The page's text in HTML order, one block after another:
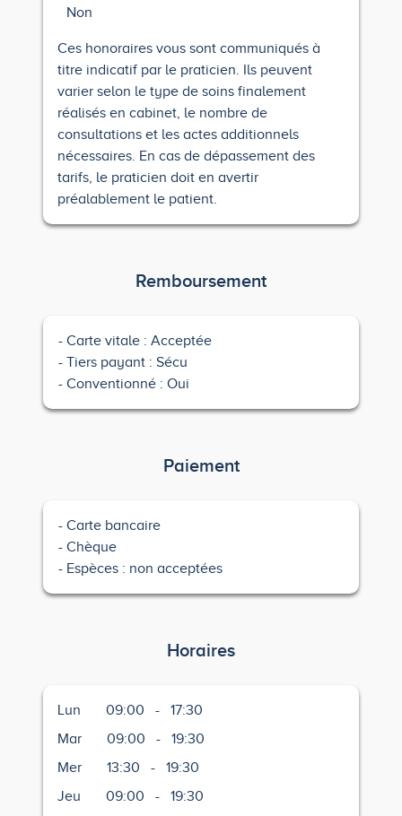
Non
Ces honoraires vous sont communiqués à
titre indicatif par le praticien. Ils peuvent
varier selon le type de soins finalement
réalisés en cabinet, le nombre de
consultations et les actes additionnels
nécessaires. En cas de dépassement des
tarifs, le praticien doit en avertir
préalablement le patient.
Remboursement
Carte vitale : Acceptée
Tiers payant : Sécu
Conventionné : Oui
Paiement
Carte bancaire
Chèque
Espèces : non acceptées
Horaires
Lun 09:00 -
17:30
Mar
09:00 -
19:30
Mer
13:30 -
19:30
Jeu
09:00 -
19:30